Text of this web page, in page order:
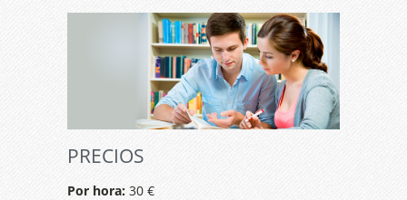
PRECIOS
Por hora: 30 €